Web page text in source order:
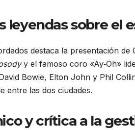
leyendas sobre el
destaca la presentación
y el famoso coro «Ay‑Oh»
Bowie, Elton John y Phil
entre las dos ciudades.
y crítica a la